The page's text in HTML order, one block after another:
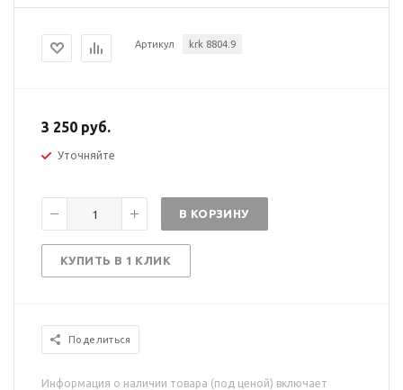
Артикул krk 8804.9
3 250 руб.
Уточняйте
В КОРЗИНУ
КУПИТЬ В 1 КЛИК
Поделиться
Информация о наличии товара (под ценой) включает